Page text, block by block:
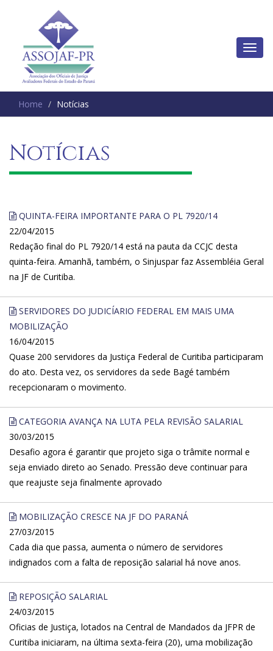
Home Notícias
Notícias
QUINTA-FEIRA IMPORTANTE PARA O PL 7920/14
22/04/2015
Redação final do PL 7920/14 está na pauta da CCJC desta
quinta-feira. Amanhã, também, o Sinjuspar faz Assembléia Geral
na JF de Curitiba.
SERVIDORES DO JUDICÍARIO FEDERAL EM MAIS UMA
MOBILIZAÇÃO
16/04/2015
Quase 200 servidores da Justiça Federal de Curitiba participaram
do ato. Desta vez, os servidores da sede Bagé também
recepcionaram o movimento.
CATEGORIA AVANÇA NA LUTA PELA REVISÃO SALARIAL
30/03/2015
Desafio agora é garantir que projeto siga o trâmite normal e
seja enviado direto ao Senado. Pressão deve continuar para
que reajuste seja finalmente aprovado
MOBILIZAÇÃO CRESCE NA JF DO PARANÁ
27/03/2015
Cada dia que passa, aumenta o número de servidores
indignados com a falta de reposição salarial há nove anos.
REPOSIÇÃO SALARIAL
24/03/2015
Oficias de Justiça, lotados na Central de Mandados da JFPR de
Curitiba iniciaram, na última sexta-feira (20), uma mobilização